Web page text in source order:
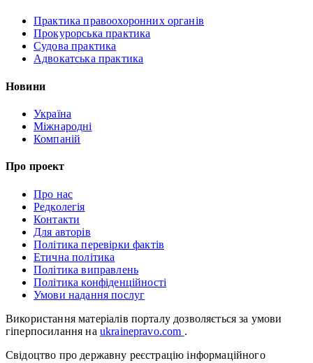
Практика правоохоронних органів
Прокурорська практика
Судова практика
Адвокатська практика
Новини
Україна
Міжнародні
Компаній
Про проект
Про нас
Редколегія
Контакти
Для авторів
Політика перевірки фактів
Етична політика
Політика виправлень
Політика конфіденційності
Умови надання послуг
Використання матеріалів порталу дозволяється за умови
гіперпосилання на ukrainepravo.com .
Свідоцтво про державну реєстрацію інформаційного